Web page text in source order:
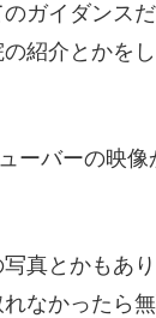
ガイダンス
紹介とかを
ーバーの映
真とかもあ
なかったら